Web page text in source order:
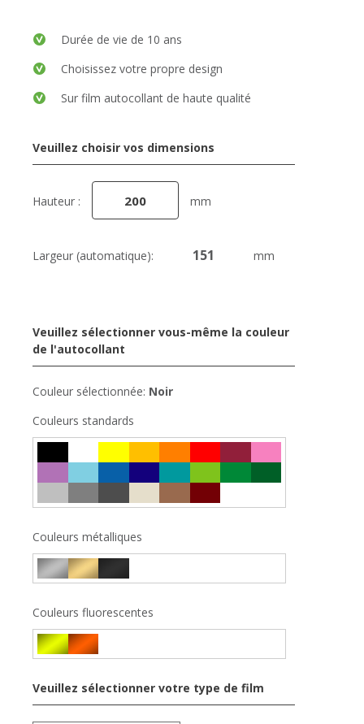
Durée de vie de 10 ans
Choisissez votre propre design
Sur film autocollant de haute qualité
Veuillez choisir vos dimensions
Hauteur : mm
Largeur (automatique): mm
Veuillez sélectionner vous-même la couleur
de l'autocollant
Couleur sélectionnée: Noir
Couleurs standards
Couleurs métalliques
Couleurs fluorescentes
Veuillez sélectionner votre type de film